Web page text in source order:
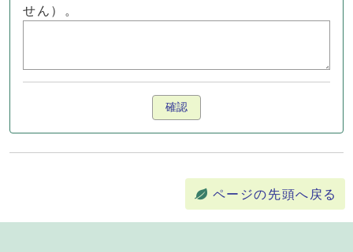
せん）。
確認
ページの先頭へ戻る